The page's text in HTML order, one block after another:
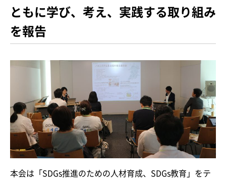
ともに学び、考え、実践する取り組み
を報告
本会は「SDGs推進のための人材育成、SDGs教育」をテ